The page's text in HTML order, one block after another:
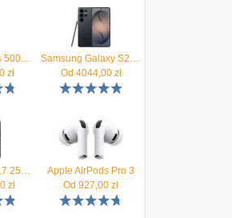
PHILIPS Series 5000 CX5535/11
zł
Samsung Galaxy S26 Ultra SM-S948 5G 12/256GB Czarny
Od 4044,00zł
Apple iPhone 17 256GB Czarny
zł
Apple AirPods Pro 3
Od 927,00 zł